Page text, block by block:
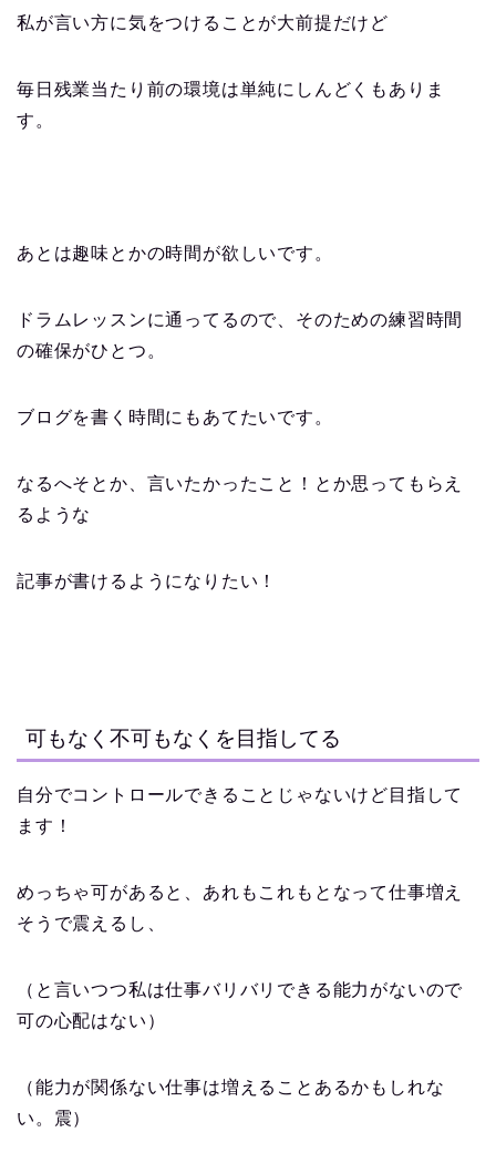
私が言い方に気をつけることが大前提だけど
毎日残業当たり前の環境は単純にしんどくもありま
す。
あとは趣味とかの時間が欲しいです。
ドラムレッスンに通ってるので、そのための練習時間
の確保がひとつ。
ブログを書く時間にもあてたいです。
なるへそとか、言いたかったこと！とか思ってもらえ
るような
記事が書けるようになりたい！
可もなく不可もなくを目指してる
自分でコントロールできることじゃないけど目指して
ます！
めっちゃ可があると、あれもこれもとなって仕事増え
そうで震えるし、
（と言いつつ私は仕事バリバリできる能力がないので
可の心配はない）
（能力が関係ない仕事は増えることあるかもしれな
い。震）